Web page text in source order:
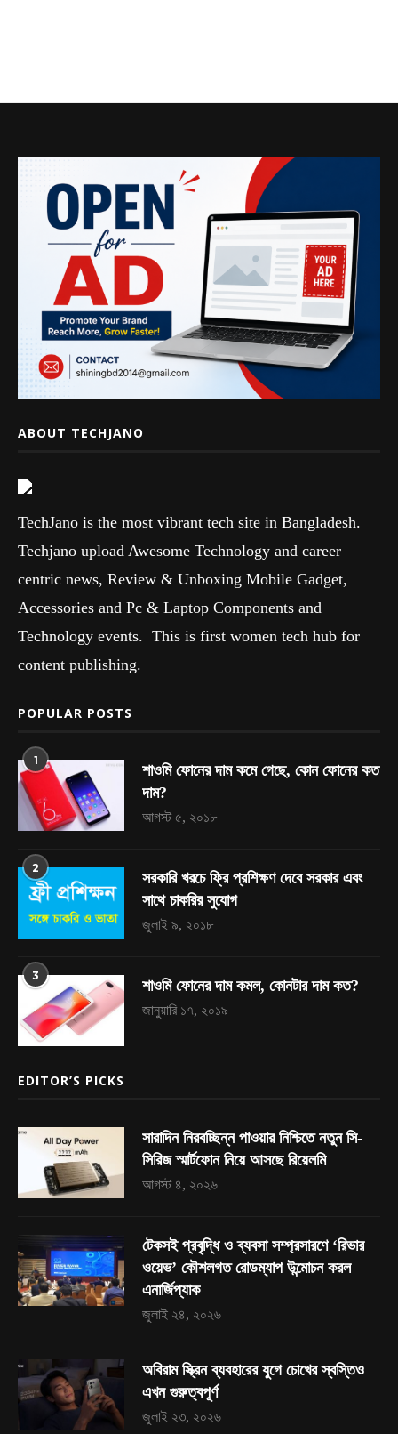
ABOUT TECHJANO
TechJano is the most vibrant tech site in Bangladesh.
Techjano upload Awesome Technology and career
centric news, Review & Unboxing Mobile Gadget,
Accessories and Pc & Laptop Components and
Technology events. This is first women tech hub for
content publishing.
POPULAR POSTS
1
শাওমি ফোনের দাম কমে গেছে, কোন ফোনের কত
দাম?
আগস্ট ৫, ২০১৮
2
সরকারি খরচে ফ্রি প্রশিক্ষণ দেবে সরকার এবং
সাথে চাকরির সুযোগ
জুলাই ৯, ২০১৮
3
শাওমি ফোনের দাম কমল, কোনটার দাম কত?
জানুয়ারি ১৭, ২০১৯
EDITOR’S PICKS
সারাদিন নিরবচ্ছিন্ন পাওয়ার নিশ্চিতে নতুন সি-
সিরিজ স্মার্টফোন নিয়ে আসছে রিয়েলমি
আগস্ট ৪, ২০২৬
টেকসই প্রবৃদ্ধি ও ব্যবসা সম্প্রসারণে ‘রিভার
ওয়েভ’ কৌশলগত রোডম্যাপ উন্মোচন করল
এনার্জিপ্যাক
জুলাই ২৪, ২০২৬
অবিরাম স্ক্রিন ব্যবহারের যুগে চোখের স্বস্তিও
এখন গুরুত্বপূর্ণ
জুলাই ২৩, ২০২৬